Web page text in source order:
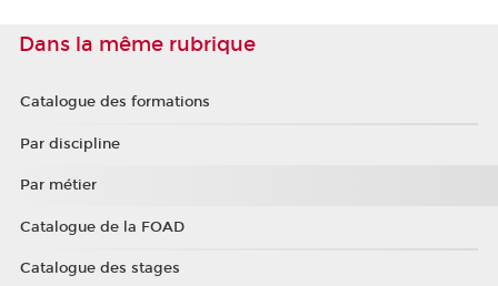
Dans la même rubrique
Catalogue des formations
Par discipline
Par métier
Catalogue de la FOAD
Catalogue des stages